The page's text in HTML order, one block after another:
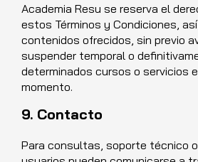
Academia Resu se reserva el
estos Términos y Condiciones,
contenidos ofrecidos, sin previo
suspender temporal o
determinados cursos o servicios
momento.
9. Contacto
Para consultas, soporte técnico